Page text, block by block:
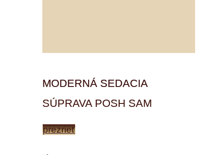
MODERNÁ SEDACIA
SÚPRAVA POSH SAM
prezrieť